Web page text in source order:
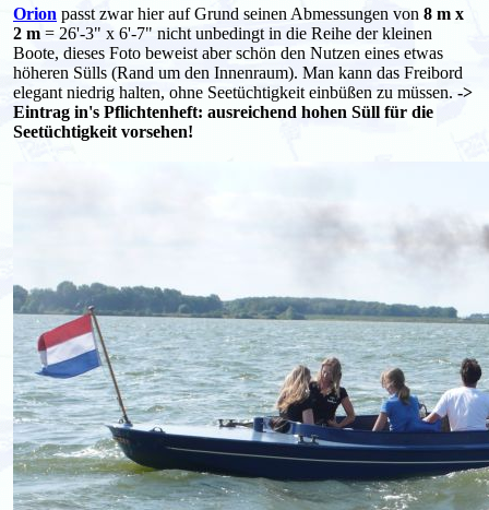
Orion passt zwar hier auf Grund seinen Abmessungen von 8 m x
2 m = 26'-3" x 6'-7" nicht unbedingt in die Reihe der kleinen
Boote, dieses Foto beweist aber schön den Nutzen eines etwas
höheren Sülls (Rand um den Innenraum). Man kann das Freibord
elegant niedrig halten, ohne Seetüchtigkeit einbüßen zu müssen. ->
Eintrag in's Pflichtenheft: ausreichend hohen Süll für die
Seetüchtigkeit vorsehen!